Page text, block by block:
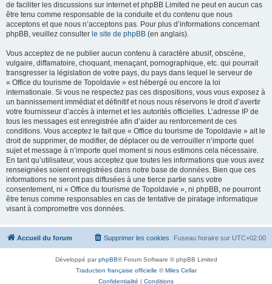
de faciliter les discussions sur internet et phpBB Limited ne peut en aucun cas
être tenu comme responsable de la conduite et du contenu que nous
acceptons et que nous n’acceptons pas. Pour plus d’informations concernant
phpBB, veuillez consulter le site de phpBB (en anglais).
Vous acceptez de ne publier aucun contenu à caractère abusif, obscène,
vulgaire, diffamatoire, choquant, menaçant, pornographique, etc. qui pourrait
transgresser la législation de votre pays, du pays dans lequel le serveur de
« Office du tourisme de Topoldavie » est hébergé ou encore la loi
internationale. Si vous ne respectez pas ces dispositions, vous vous exposez à
un bannissement immédiat et définitif et nous nous réservons le droit d’avertir
votre fournisseur d’accès à internet et les autorités officielles. L’adresse IP de
tous les messages est enregistrée afin d’aider au renforcement de ces
conditions. Vous acceptez le fait que « Office du tourisme de Topoldavie » ait le
droit de supprimer, de modifier, de déplacer ou de verrouiller n’importe quel
sujet et message à n’importe quel moment si nous estimons cela nécessaire.
En tant qu’utilisateur, vous acceptez que toutes les informations que vous avez
renseignées soient enregistrées dans notre base de données. Bien que ces
informations ne seront pas diffusées à une tierce partie sans votre
consentement, ni « Office du tourisme de Topoldavie », ni phpBB, ne pourront
être tenus comme responsables en cas de tentative de piratage informatique
visant à compromettre vos données.
Accueil du forum Fuseau horaire sur UTC+02:00
Supprimer les cookies
Développé parphpBB® Forum Software © phpBB Limited
Traduction française officielle ©Miles Cellar
Confidentialité | Conditions